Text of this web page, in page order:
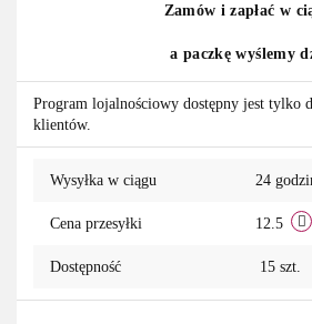
Zamów i zapłać w
a paczkę wyślemy
Program lojalnościowy dostępny jest tylko
klientów.
Wysyłka w ciągu 24
Cena przesyłki 12.5
Dostępność 15 szt.